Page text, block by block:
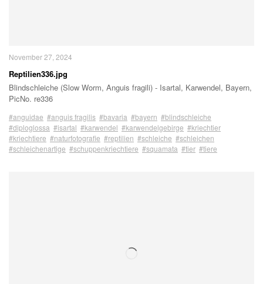
November 27, 2024
Reptilien336.jpg
Blindschleiche (Slow Worm, Anguis fragili) - Isartal, Karwendel, Bayern,
PicNo. re336
#anguidae #anguis fragilis #bavaria #bayern #blindschleiche
#diploglossa #isartal #karwendel #karwendelgebirge #kriechtier
#kriechtiere #naturfotografie #reptilien #schleiche #schleichen
#schleichenartige #schuppenkriechtiere #squamata #tier #tiere